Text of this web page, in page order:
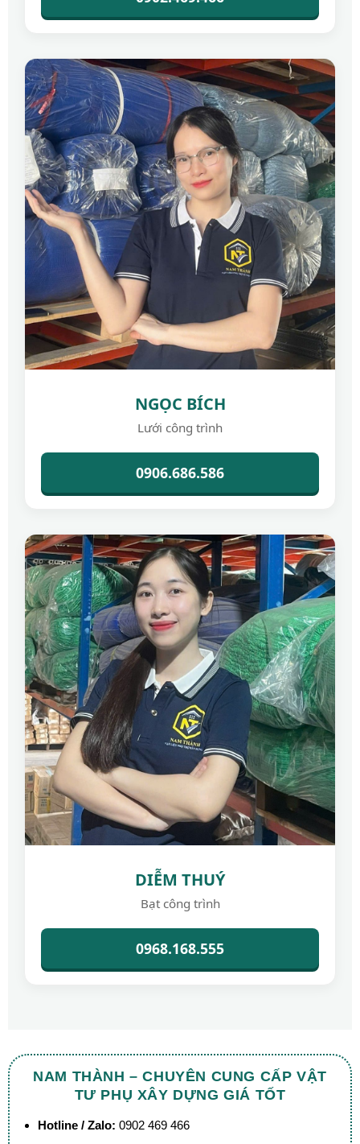
NGỌC BÍCH
Lưới công trình
0906.686.586
DIỄM THUÝ
Bạt công trình
0968.168.555
NAM THÀNH – CHUYÊN CUNG CẤP VẬT
TƯ PHỤ XÂY DỰNG GIÁ TỐT
Hotline / Zalo: 0902 469 466